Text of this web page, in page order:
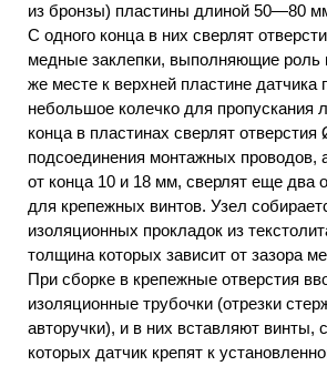
из бронзы) пластины длиной 50—80
С одного конца в них сверлят
медные заклепки, выполняющие роль
же месте к верхней пластине датчика
небольшое колечко для пропускания
конца в пластинах сверлят
подсоединения монтажных проводов,
от конца 10 и 18 мм, сверлят еще два
для крепежных винтов. Узел
изоляционных прокладок из
толщина которых зависит от зазора
При сборке в крепежные отверстия
изоляционные трубочки (отрезки
авторучки), и в них вставляют винты,
которых датчик крепят к